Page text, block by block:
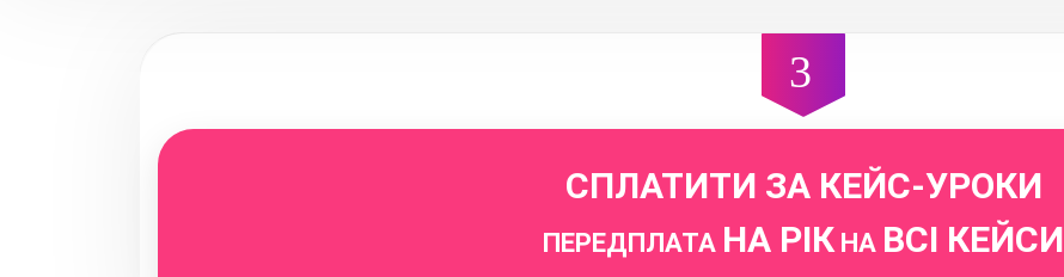
СПЛАТИТИ ЗА КЕЙС-УРОКИ
ПЕРЕДПЛАТА НА РІК НА ВСІ КЕЙСИ